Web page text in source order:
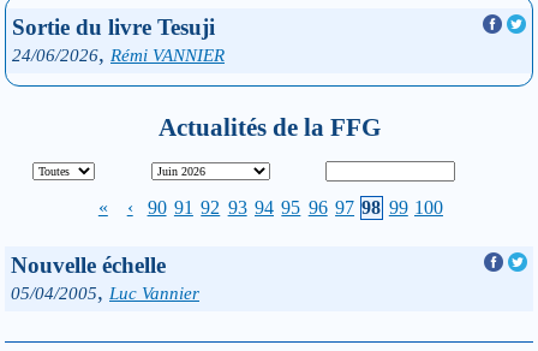
Sortie du livre Tesuji
24/06/2026, Rémi VANNIER
Actualités de la FFG
« ‹ 90 91 92 93 94 95 96 97 98 99 100
Nouvelle échelle
05/04/2005, Luc Vannier